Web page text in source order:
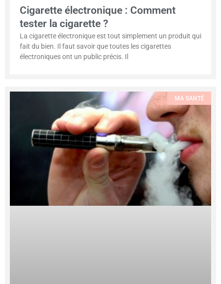
Cigarette électronique : Comment
tester la cigarette ?
La cigarette électronique est tout simplement un produit qui
fait du bien. Il faut savoir que toutes les cigarettes
électroniques ont un public précis. Il
MA SANTÉ